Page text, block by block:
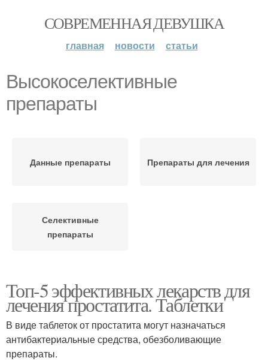
СОВРЕМЕННАЯ ДЕВУШКА
главная новости статьи
Высокоселективные
препараты
Данные препараты Препараты для лечения
Селективные
препараты
Топ-5 эффективных лекарств для
лечения простатита. Таблетки
В виде таблеток от простатита могут назначаться
антибактериальные средства, обезболивающие
препараты.